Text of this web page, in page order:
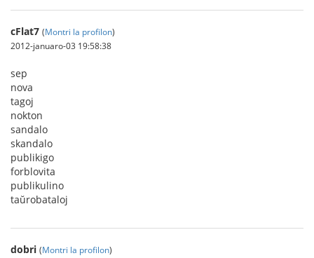
cFlat7 (Montri la profilon)
2012-januaro-03 19:58:38
sep
nova
tagoj
nokton
sandalo
skandalo
publikigo
forblovita
publikulino
taŭrobataloj
dobri (Montri la profilon)